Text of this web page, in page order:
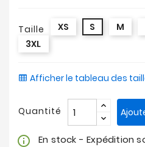
Taille XS S M
3XL
Afficher le tableau des
Quantité
info_outline En stock - Expédition